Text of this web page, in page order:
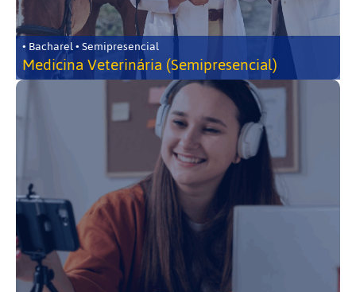
• Bacharel • Semipresencial
Medicina Veterinária (Semipresencial)